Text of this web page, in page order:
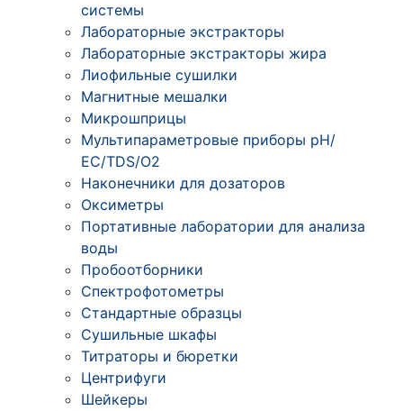
системы
Лабораторные экстракторы
Лабораторные экстракторы жира
Лиофильные сушилки
Магнитные мешалки
Микрошприцы
Мультипараметровые приборы рН/
ЕС/TDS/О2
Наконечники для дозаторов
Оксиметры
Портативные лаборатории для анализа
воды
Пробоотборники
Спектрофотометры
Стандартные образцы
Сушильные шкафы
Титраторы и бюретки
Центрифуги
Шейкеры